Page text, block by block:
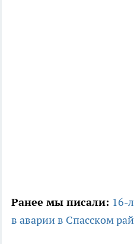
Ранее мы писали: 16-
в аварии в Спасском